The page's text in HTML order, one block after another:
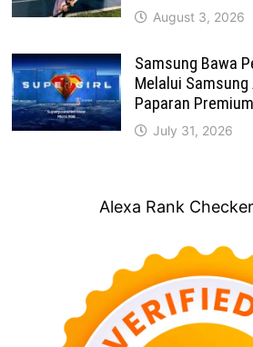
August 3, 2026
Samsung Bawa
Melalui
Paparan Premium
July 31, 2026
Alexa Rank